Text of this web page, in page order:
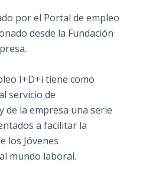
por el Portal de empleo
desde la Fundación
I+D+i tiene como
servicio de
de la empresa una serie
a facilitar la
los Jóvenes
mundo laboral.